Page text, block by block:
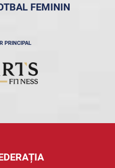
FEMININ
PRINCIPAL